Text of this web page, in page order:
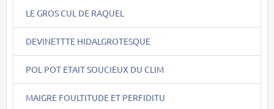
LE GROS CUL DE RAQUEL
DEVINETTTE HIDALGROTESQUE
POL POT ETAIT SOUCIEUX DU CLIM
MAIGRE FOULTITUDE ET PERFIDITU